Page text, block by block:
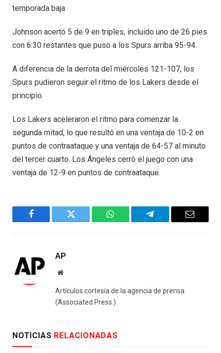
temporada baja.
Johnson acertó 5 de 9 en triples, incluido uno de 26 pies
con 6:30 restantes que puso a los Spurs arriba 95-94.
A diferencia de la derrota del miércoles 121-107, los
Spurs pudieron seguir el ritmo de los Lakers desde el
principio.
Los Lakers aceleraron el ritmo para comenzar la
segunda mitad, lo que resultó en una ventaja de 10-2 en
puntos de contraataque y una ventaja de 64-57 al minuto
del tercer cuarto. Los Ángeles cerró el juego con una
ventaja de 12-9 en puntos de contraataque.
Facebook Twitter WhatsAppTelegram Email
AP
Website
Artículos cortesía de la agencia de prensa
(Associated Press.)
NOTICIAS RELACIONADAS